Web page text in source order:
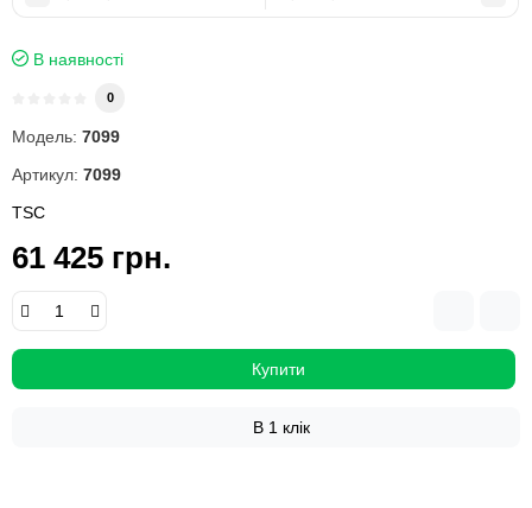
В наявності
0
Модель: 7099
Артикул: 7099
TSC
61 425 грн.
Купити
В 1 клік